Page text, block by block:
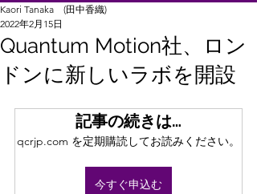
Quantum Motion社、ロン
ドンに新しいラボを開設
Kaori Tanaka (田中香織)
2022年2月15日
記事の続きは…
qcrjp.com を定期購読してお読みください。
今すぐ申込む